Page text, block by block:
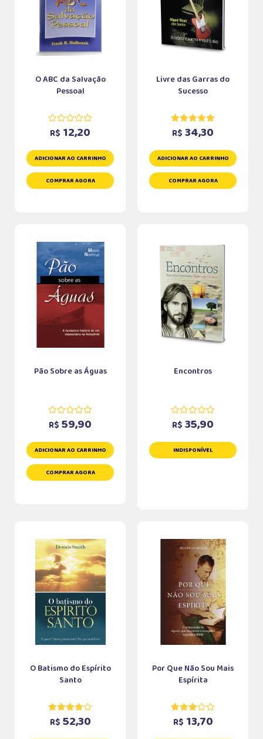
O ABC da Salvação
Pessoal
R$ 12,20
ADICIONAR AO CARRINHO
COMPRAR AGORA
Livre das Garras do
Sucesso
R$ 34,30
ADICIONAR AO CARRINHO
COMPRAR AGORA
Pão Sobre as Águas
R$ 59,90
ADICIONAR AO CARRINHO
COMPRAR AGORA
Encontros
R$ 35,90
INDISPONÍVEL
O Batismo do Espírito
Santo
R$ 52,30
Por Que Não Sou Mais
Espírita
R$ 13,70